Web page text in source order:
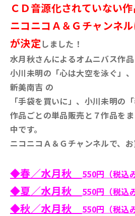
ＣＤ音源化されていない
ニコニコＡ＆Ｇチャンネ
が決定しました！
水月秋さんによるオムニバス作品
小川未明の「心は大空を泳ぐ」
新美南吉 の
「手袋を買いに」、小川未明の
作品ごとの単品販売と７作品を
中です。
ニコニコＡ＆Ｇチャンネルで、お
◆春／水月秋 550円（税込み
◆夏／水月秋 550円（税込み
◆秋／水月秋 550円（税込